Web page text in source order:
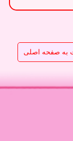
به صفحه اصلی